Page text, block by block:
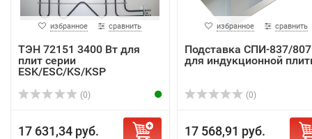
избранное сравнить
ТЭН 72151 3400 Вт для
плит серии
ESK/ESC/KS/KSP
(0)
17 631,34 руб.
избранное сравнить
Подставка СПИ-837/807
для индукционной
(0)
17 568,91 руб.